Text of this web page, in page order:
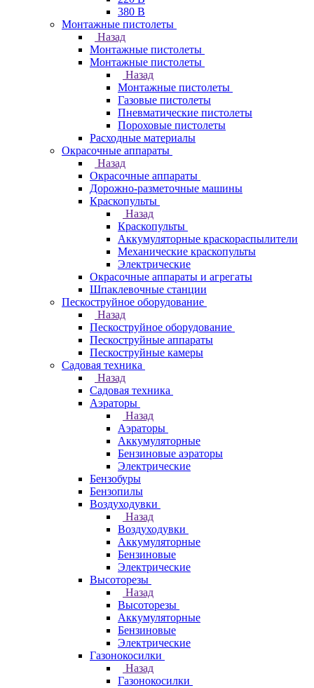
380 В
Монтажные пистолеты
Назад
Монтажные пистолеты
Монтажные пистолеты
Назад
Монтажные пистолеты
Газовые пистолеты
Пневматические пистолеты
Пороховые пистолеты
Расходные материалы
Окрасочные аппараты
Назад
Окрасочные аппараты
Дорожно-разметочные машины
Краскопульты
Назад
Краскопульты
Аккумуляторные краскораспылители
Механические краскопульты
Электрические
Окрасочные аппараты и агрегаты
Шпаклевочные станции
Пескоструйное оборудование
Назад
Пескоструйное оборудование
Пескоструйные аппараты
Пескоструйные камеры
Садовая техника
Назад
Садовая техника
Аэраторы
Назад
Аэраторы
Аккумуляторные
Бензиновые аэраторы
Электрические
Бензобуры
Бензопилы
Воздуходувки
Назад
Воздуходувки
Аккумуляторные
Бензиновые
Электрические
Высоторезы
Назад
Высоторезы
Аккумуляторные
Бензиновые
Электрические
Газонокосилки
Назад
Газонокосилки